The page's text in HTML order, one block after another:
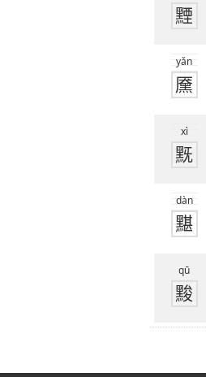
黫
yǎn
黡
xì
黖
dàn
黮
qū
黢